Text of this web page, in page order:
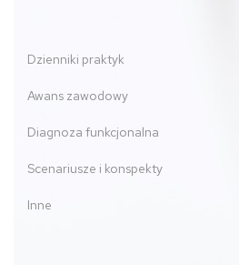
Dzienniki praktyk
Awans zawodowy
Diagnoza funkcjonalna
Scenariusze i konspekty
Inne